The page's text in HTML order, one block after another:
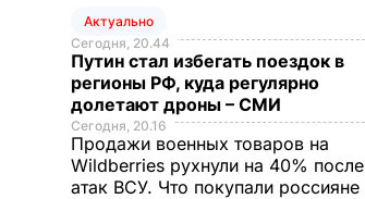
Актуально
Сегодня, 20.44
Путин стал избегать поездок в
регионы РФ, куда регулярно
долетают дроны – СМИ
Сегодня, 20.16
Продажи военных товаров на
Wildberries рухнули на 40% после
атак ВСУ. Что покупали россияне